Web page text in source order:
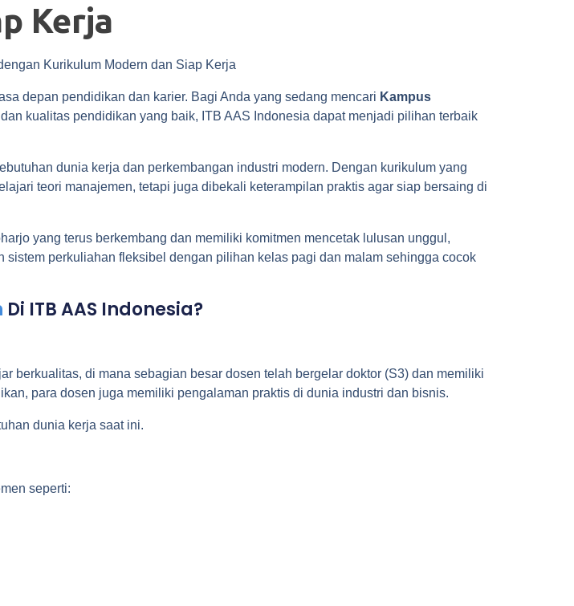
Kerja
depan pendidikan dan karier. Bagi Anda yang sedang mencari Kampus
kualitas pendidikan yang baik, ITB AAS Indonesia dapat menjadi pilihan terbaik
dunia kerja dan perkembangan industri modern. Dengan kurikulum yang
teori manajemen, tetapi juga dibekali keterampilan praktis agar siap bersaing di
yang terus berkembang dan memiliki komitmen mencetak lulusan unggul,
perkuliahan fleksibel dengan pilihan kelas pagi dan malam sehingga cocok
Di ITB AAS Indonesia?
berkualitas, di mana sebagian besar dosen telah bergelar doktor (S3) dan memiliki
para dosen juga memiliki pengalaman praktis di dunia industri dan bisnis.
dunia kerja saat ini.
seperti: